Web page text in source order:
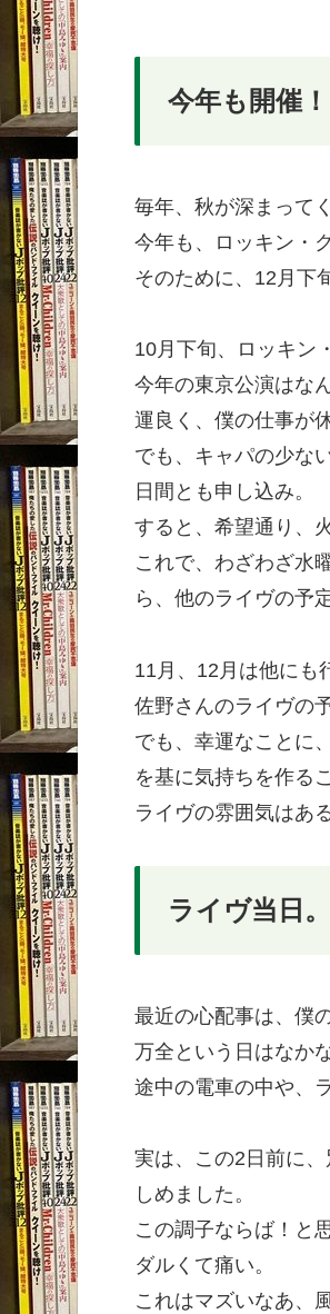
今年も開催
毎年、秋が深まって
今年も、ロッキン・
そのために、12月下
10月下旬、ロッキン
今年の東京公演はな
運良く、僕の仕事が
でも、キャパの少な
日間とも申し込み。
すると、希望通り、
これで、わざわざ水
ら、他のライヴの予
11月、12月は他にも
佐野さんのライヴの
でも、幸運なことに
を基に気持ちを作る
ライヴの雰囲気はあ
ライヴ当日
最近の心配事は、僕
万全という日はなか
途中の電車の中や、
実は、この2日前に
しめました。
この調子ならば！と
ダルくて痛い。
これはマズいなあ、